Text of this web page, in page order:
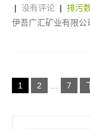
| 没有评论 | 排污
伊吾广汇矿业有限
文
章
1 2 7